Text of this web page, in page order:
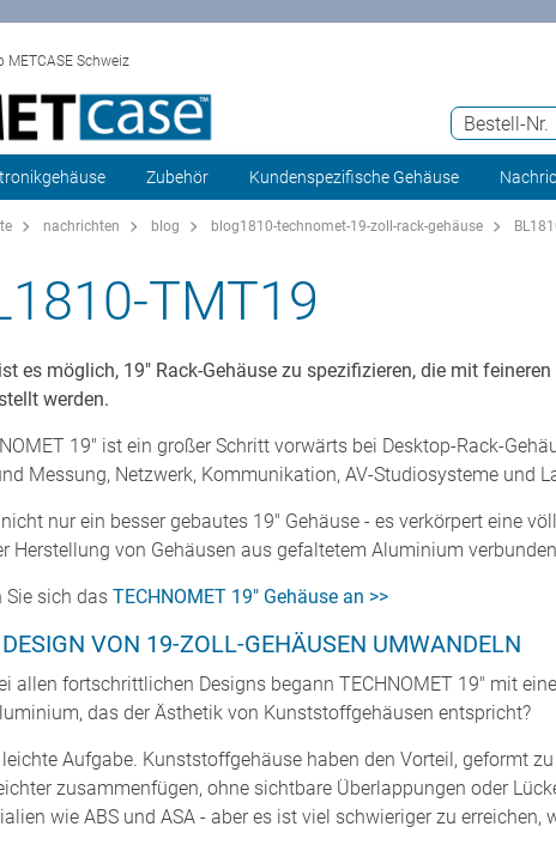
METCASE Schweiz
Bestell-Nr.
Zubehör Kundenspezifische Gehäuse
nachrichten blog blog1810-technomet-19-zoll-rack-gehäuse
TMT19
es möglich, 19" Rack-Gehäuse zu spezifizieren, die mit
werden.
19" ist ein großer Schritt vorwärts bei Desktop-Rack-
Messung, Netzwerk, Kommunikation, AV-Studiosysteme und
nur ein besser gebautes 19" Gehäuse - es verkörpert eine
Herstellung von Gehäusen aus gefaltetem Aluminium
Sie sich das TECHNOMET 19" Gehäuse an >>
VON 19-ZOLL-GEHÄUSEN UMWANDELN
allen fortschrittlichen Designs begann TECHNOMET 19" mit
das der Ästhetik von Kunststoffgehäusen entspricht?
leichte Aufgabe. Kunststoffgehäuse haben den Vorteil, geformt
zusammenfügen, ohne sichtbare Überlappungen oder
wie ABS und ASA - aber es ist viel schwieriger zu